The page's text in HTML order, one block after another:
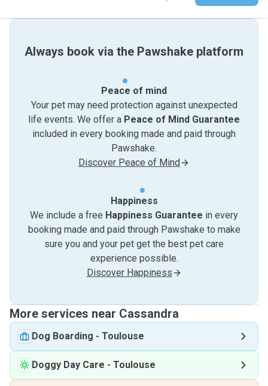
Always book via the Pawshake platform
Peace of mind
Your pet may need protection against unexpected
life events. We offer a Peace of Mind Guarantee
included in every booking made and paid through
Pawshake.
Discover Peace of Mind
Happiness
We include a free Happiness Guarantee in every
booking made and paid through Pawshake to make
sure you and your pet get the best pet care
experience possible.
Discover Happiness
More services near Cassandra
Dog Boarding - Toulouse
Doggy Day Care - Toulouse